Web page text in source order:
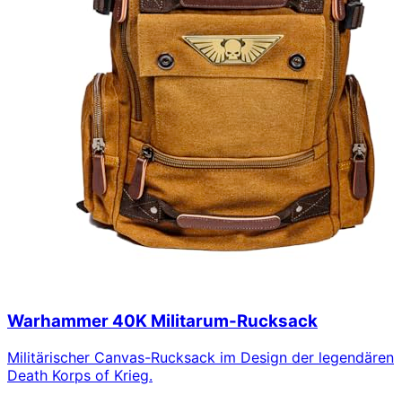
Warhammer 40K Militarum-Rucksack
Militärischer Canvas-Rucksack im Design der legendären
Death Korps of Krieg.